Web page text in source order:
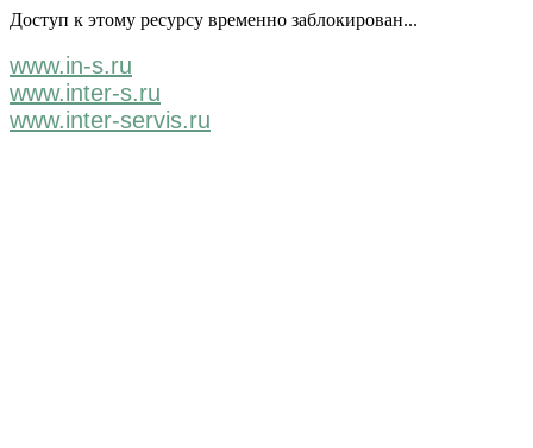
Доступ к этому ресурсу временно заблокирован...
www.in-s.ru
www.inter-s.ru
www.inter-servis.ru